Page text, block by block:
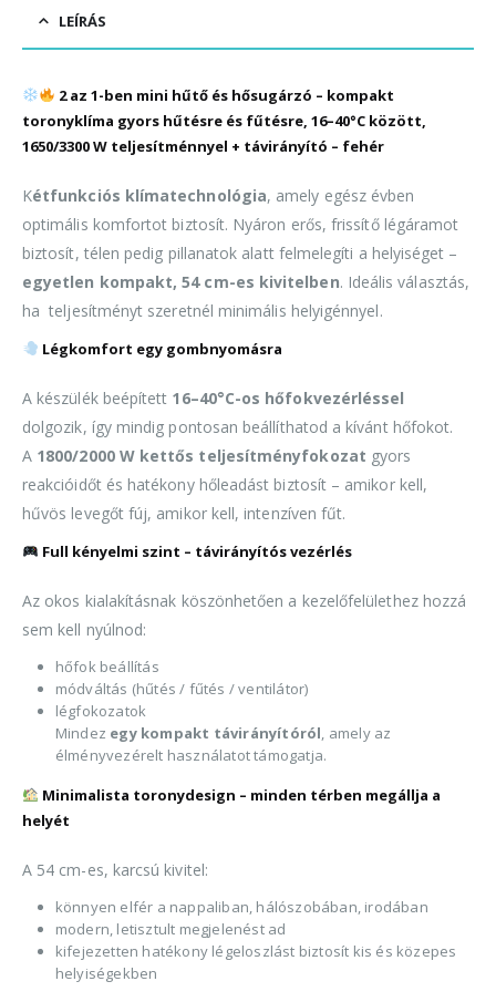
LEÍRÁS
2 az 1-ben mini hűtő és hősugárzó – kompakt
toronyklíma gyors hűtésre és fűtésre, 16–40°C között,
1650/3300 W teljesítménnyel + távirányító – fehér
Kétfunkciós klímatechnológia, amely egész évben
optimális komfortot biztosít. Nyáron erős, frissítő légáramot
biztosít, télen pedig pillanatok alatt felmelegíti a helyiséget –
egyetlen kompakt, 54 cm-es kivitelben. Ideális választás,
ha teljesítményt szeretnél minimális helyigénnyel.
Légkomfort egy gombnyomásra
A készülék beépített 16–40°C-os hőfokvezérléssel
dolgozik, így mindig pontosan beállíthatod a kívánt hőfokot.
A 1800/2000 W kettős teljesítményfokozat gyors
reakcióidőt és hatékony hőleadást biztosít – amikor kell,
hűvös levegőt fúj, amikor kell, intenzíven fűt.
Full kényelmi szint – távirányítós vezérlés
Az okos kialakításnak köszönhetően a kezelőfelülethez hozzá
sem kell nyúlnod:
hőfok beállítás
módváltás (hűtés / fűtés / ventilátor)
légfokozatok
Mindez egy kompakt távirányítóról, amely az
élményvezérelt használatot támogatja.
Minimalista toronydesign – minden térben megállja a
helyét
A 54 cm-es, karcsú kivitel:
könnyen elfér a nappaliban, hálószobában, irodában
modern, letisztult megjelenést ad
kifejezetten hatékony légeloszlást biztosít kis és közepes
helyiségekben